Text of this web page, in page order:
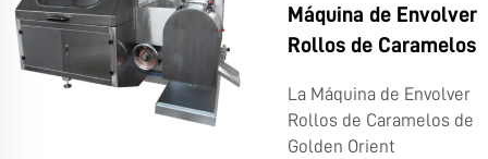
Máquina de Envolver
Rollos de Caramelos
La Máquina de Envolver
Rollos de Caramelos de
Golden Orient